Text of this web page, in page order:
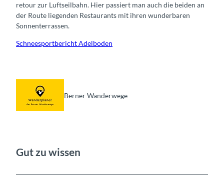
retour zur Luftseilbahn. Hier passiert man auch die beiden an
der Route liegenden Restaurants mit ihren wunderbaren
Sonnenterrassen.
Schneesportbericht Adelboden
Berner Wanderwege
Gut zu wissen